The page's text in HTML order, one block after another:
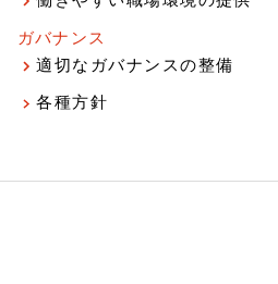
ガバナンス
適切なガバナンスの整備
各種方針